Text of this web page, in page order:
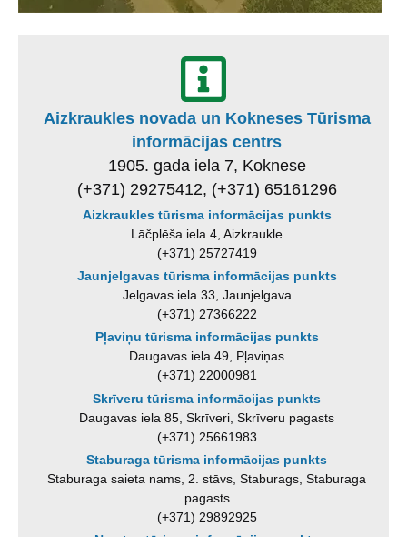
Aizkraukles novada un Kokneses Tūrisma
informācijas centrs
1905. gada iela 7, Koknese
(+371) 29275412, (+371) 65161296
Aizkraukles tūrisma informācijas punkts
Lāčplēša iela 4, Aizkraukle
(+371) 25727419
Jaunjelgavas tūrisma informācijas punkts
Jelgavas iela 33, Jaunjelgava
(+371) 27366222
Pļaviņu tūrisma informācijas punkts
Daugavas iela 49, Pļaviņas
(+371) 22000981
Skrīveru tūrisma informācijas punkts
Daugavas iela 85, Skrīveri, Skrīveru pagasts
(+371) 25661983
Staburaga tūrisma informācijas punkts
Staburaga saieta nams, 2. stāvs, Staburags, Staburaga
pagasts
(+371) 29892925